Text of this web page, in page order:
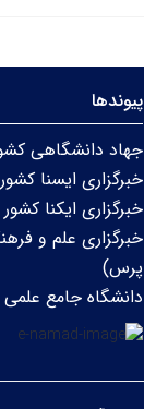
پیوندها
جهاد دانشگاهی
خبرگزاری ایسنا کشور
خبرگزاری ایکنا کشور
خبرگزاری علم و
پرس)
دانشگاه جامع علمی